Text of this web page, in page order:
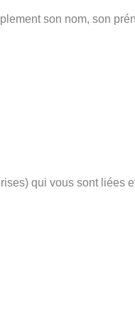
son nom, son
qui vous sont liées